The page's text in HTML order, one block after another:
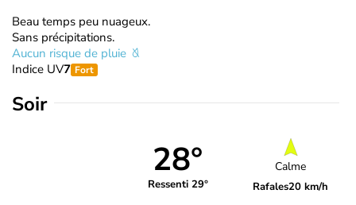
Beau temps peu nuageux.
Sans précipitations.
Aucun risque de pluie
Indice UV7 Fort
Soir
28°
Ressenti 29°
Calme
Rafales20 km/h